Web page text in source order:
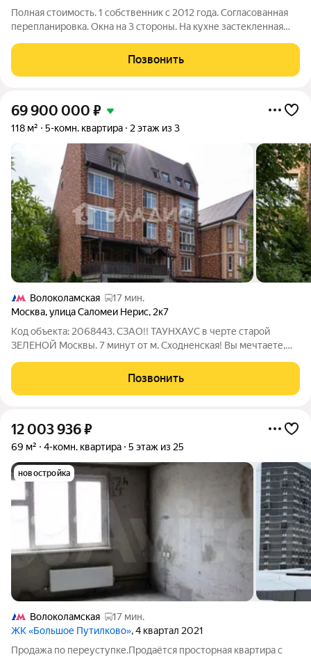
Полная стоимость. 1 собственник с 2012 года. Согласованная
перепланировка. Окна на 3 стороны. На кухне застекленная
ремонт (частично обновлялся в 2023г.) Кухонный гарнитур со
встроенной техникой
Позвонить
69 900 000 ₽
118 м² 5-комн. квартира 2 этаж из 3
Волоколамская
17 мин.
Москва,улица Саломеи Нерис, 2к7
Код объекта: 2068443. СЗАО!! ТАУНХАУС в черте старой
ЗЕЛЕНОЙ Москвы. 7 минут от м. Сходненская! Вы мечтаете,
Чтобы, при этом, была московская прописка и все блага
инфраструктуры мегаполиса? Вы
Позвонить
12 003 936₽
69 м² 4-комн. квартира 5 этаж из 25
новостройка
Волоколамская
17 мин.
ЖК «Большое Путилково», 4 квартал 2021
Продажа по переуступке.Продаётся просторная квартира с